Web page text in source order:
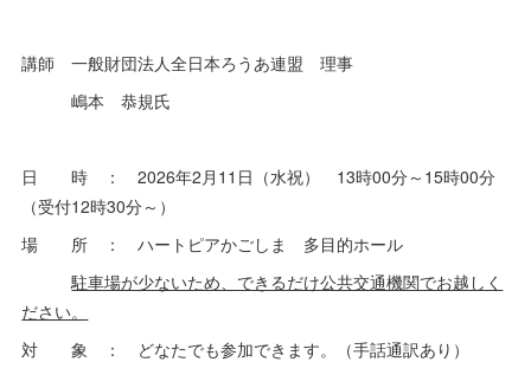
講師 一般財団法人全日本ろうあ連盟 理事
嶋本 恭規氏
日 時 ： 2026年2月11日（水祝） 13時00分～15時00分
（受付12時30分～）
場 所 ： ハートピアかごしま 多目的ホール
駐車場が少ないため、できるだけ公共交通機関でお越しく
ださい。
対 象 ： どなたでも参加できます。（手話通訳あり）